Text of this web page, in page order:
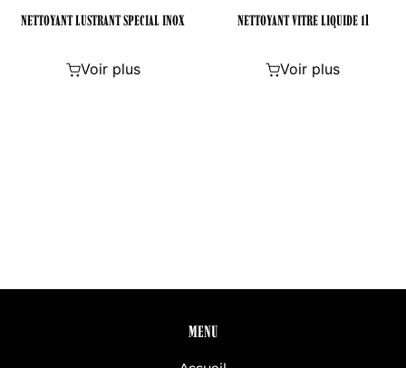
NETTOYANT LUSTRANT SPECIAL INOX
Voir plus
NETTOYANT VITRE LIQUIDE 1l
Voir plus
MENU